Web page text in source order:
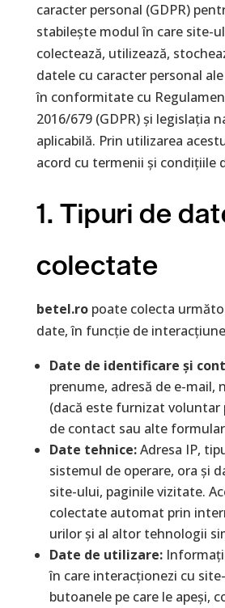
caracter personal (GDPR)
stabilește modul în care site-ul
colectează, utilizează,
datele cu caracter personal
în conformitate cu
2016/679 (GDPR) și legislația
aplicabilă. Prin utilizarea
acord cu termenii și condițiile
1. Tipuri de
colectate
betel.ropoate colecta
date, în funcție de
Date de identificare și
prenume, adresă de e-mail,
(dacă este furnizat
de contact sau alte
Date tehnice:Adresa IP,
sistemul de operare, ora și
site-ului, paginile vizitate.
colectate automat prin
urilor și al altor tehnologii
Date de utilizare:
în care interacționezi cu
butoanele pe care le apeși,